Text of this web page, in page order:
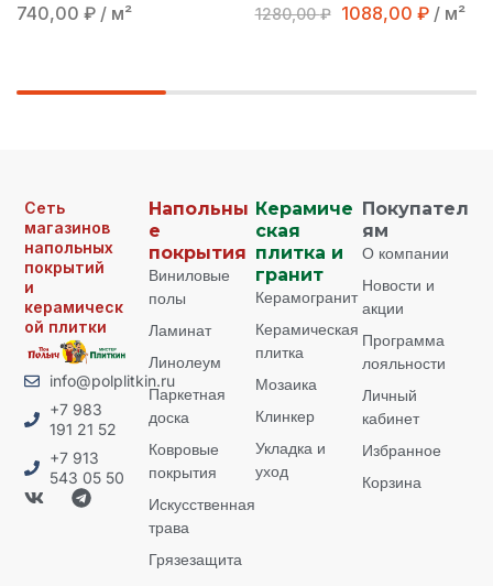
740,00 ₽ / м² 1280,00₽ 1088,00 ₽ / м²
Сеть
магазинов
напольных
покрытий
и
керамическ
ой плитки
info@polplitkin.ru
+7 983
191 21 52
+7 913
543 05 50
Напольны
е
покрытия
Виниловые
полы
Ламинат
Линолеум
Паркетная
доска
Ковровые
покрытия
Искусственная
трава
Грязезащита
Керамиче
ская
плитка и
гранит
Керамогранит
Керамическая
плитка
Мозаика
Клинкер
Укладка и
уход
Покупател
ям
О компании
Новости и
акции
Программа
лояльности
Личный
кабинет
Избранное
Корзина